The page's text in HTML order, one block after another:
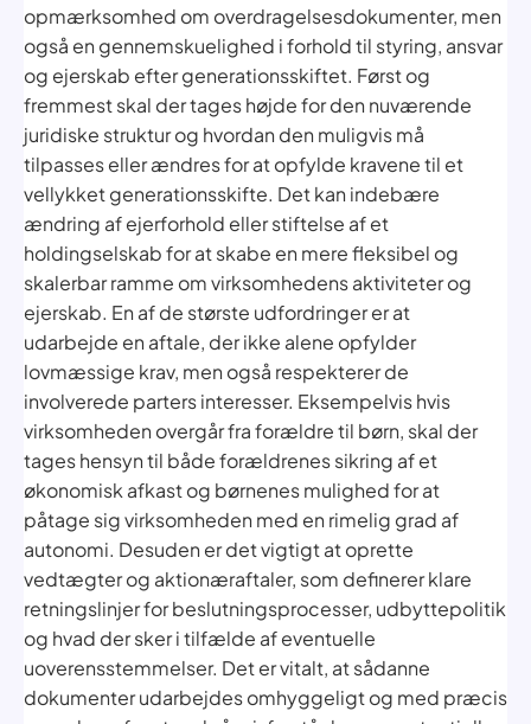
opmærksomhed om overdragelsesdokumenter, men
også en gennemskuelighed i forhold til styring, ansvar
og ejerskab efter generationsskiftet. Først og
fremmest skal der tages højde for den nuværende
juridiske struktur og hvordan den muligvis må
tilpasses eller ændres for at opfylde kravene til et
vellykket generationsskifte. Det kan indebære
ændring af ejerforhold eller stiftelse af et
holdingselskab for at skabe en mere fleksibel og
skalerbar ramme om virksomhedens aktiviteter og
ejerskab. En af de største udfordringer er at
udarbejde en aftale, der ikke alene opfylder
lovmæssige krav, men også respekterer de
involverede parters interesser. Eksempelvis hvis
virksomheden overgår fra forældre til børn, skal der
tages hensyn til både forældrenes sikring af et
økonomisk afkast og børnenes mulighed for at
påtage sig virksomheden med en rimelig grad af
autonomi. Desuden er det vigtigt at oprette
vedtægter og aktionæraftaler, som definerer klare
retningslinjer for beslutningsprocesser, udbyttepolitik
og hvad der sker i tilfælde af eventuelle
uoverensstemmelser. Det er vitalt, at sådanne
dokumenter udarbejdes omhyggeligt og med præcis